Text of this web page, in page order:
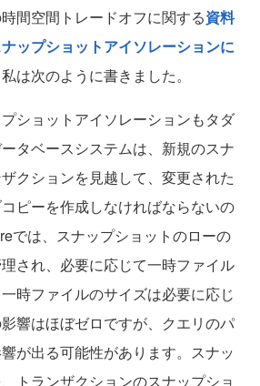
間空間トレードオフに関する資料
ップショットアイソレーションに
は次のように書きました。
ショットアイソレーションもタダ
タベースシステムは、新規のスナ
クションを見越して、変更された
ピーを作成しなければならないの
では、スナップショットのローの
され、必要に応じて一時ファイル
時ファイルのサイズは必要に応じ
響はほぼゼロですが、クエリのパ
が出る可能性があります。スナッ
トランザクションのスナップショ